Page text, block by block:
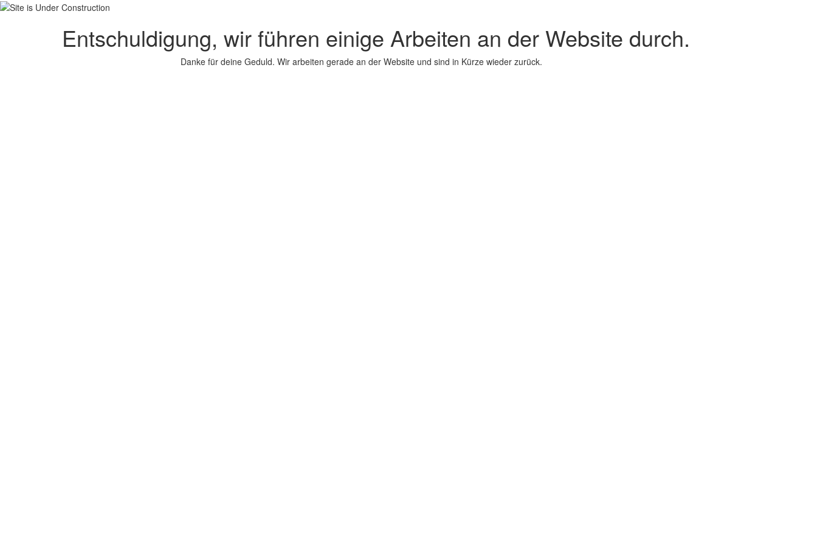
Entschuldigung, wir führen einige Arbeiten an der Website durch.
Danke für deine Geduld. Wir arbeiten gerade an der Website und sind in Kürze wieder zurück.